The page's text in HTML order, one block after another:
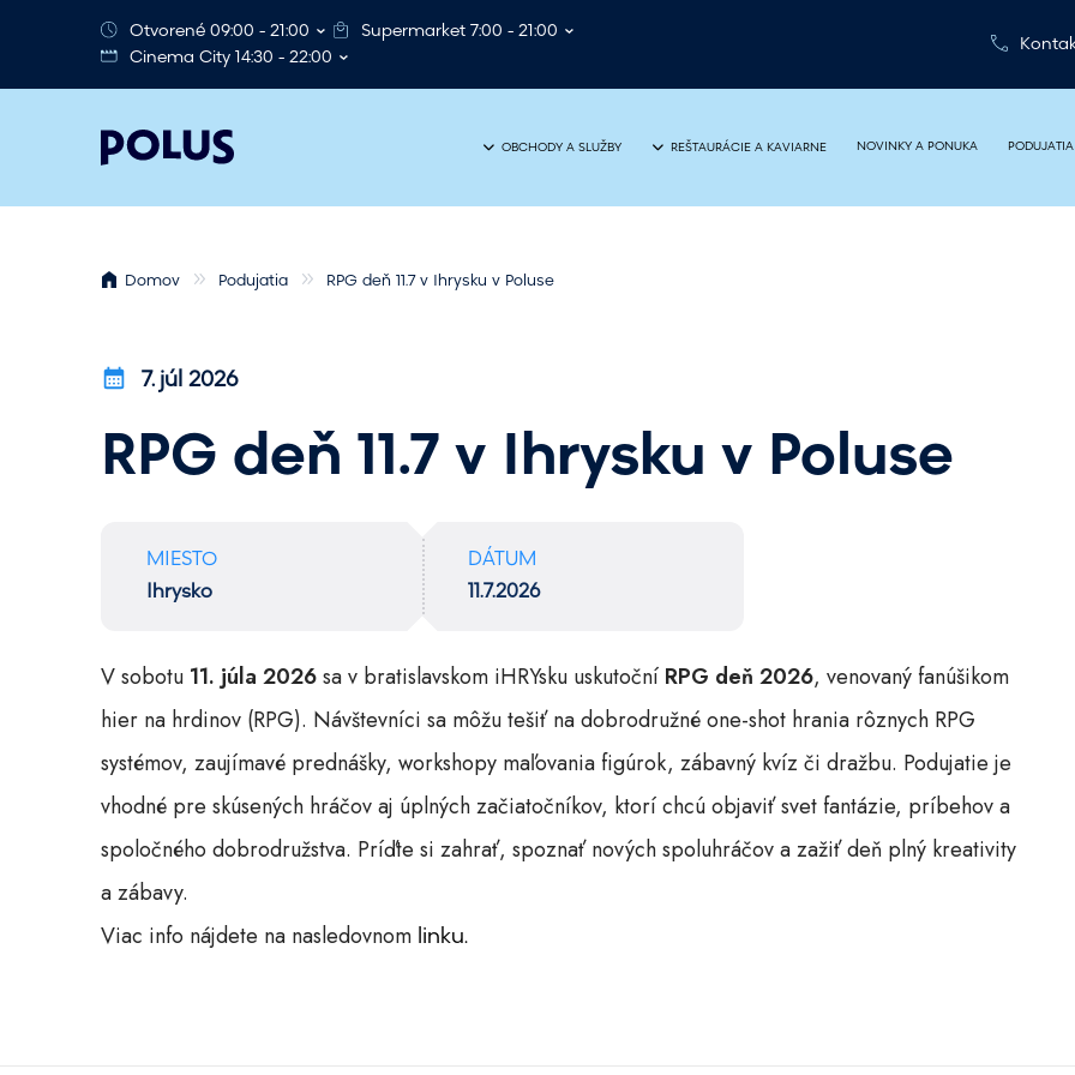
Otvorené 09:00 - 21:00
Supermarket 7:00 - 21:00
Cinema City 14:30 - 22:00
OBCHODY A SLUŽBY REŠTAURÁCIE A KAVIARNE NOVINKY A PONUKA PODUJATIA
Domov Podujatia RPG deň 11.7 v Ihrysku v Poluse
7. júl 2026
RPG deň 11.7 v Ihrysku v Poluse
MIESTO
Ihrysko
DÁTUM
11.7.2026
V sobotu 11. júla 2026sa v bratislavskom iHRYsku uskutoční RPG deň 2026, venovaný fanúšikom
hier na hrdinov (RPG). Návštevníci sa môžu tešiť na dobrodružné one-shot hrania rôznych RPG
systémov, zaujímavé prednášky, workshopy maľovania figúrok, zábavný kvíz či dražbu. Podujatie je
vhodné pre skúsených hráčov aj úplných začiatočníkov, ktorí chcú objaviť svet fantázie, príbehov a
spoločného dobrodružstva. Príďte si zahrať, spoznať nových spoluhráčov a zažiť deň plný kreativity
a zábavy.
Viac info nájdete na nasledovnom linku.